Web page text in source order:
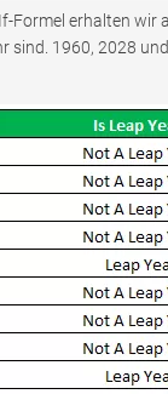
Formel erhalten wir
sind. 1960, 2028